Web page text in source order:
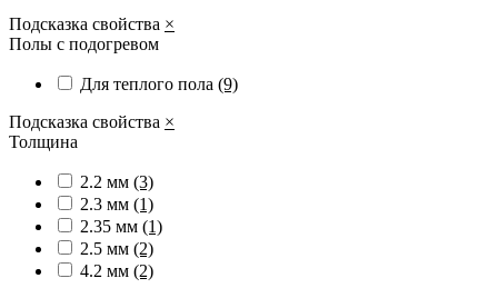
Подсказка свойства ×
Полы с подогревом
Для теплого пола (9)
Подсказка свойства ×
Толщина
2.2 мм (3)
2.3 мм (1)
2.35 мм (1)
2.5 мм (2)
4.2 мм (2)